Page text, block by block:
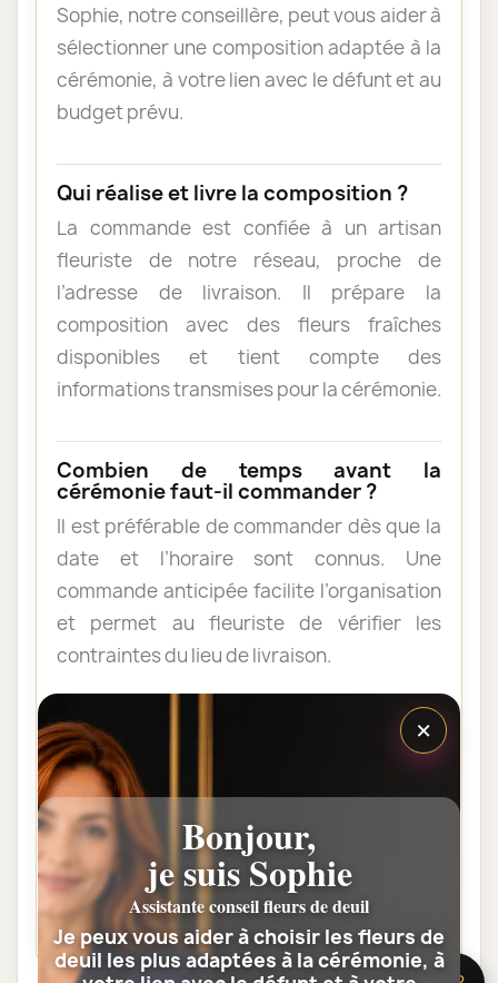
Sophie, notre conseillère, peut vous aider à
sélectionner une composition adaptée à la
cérémonie, à votre lien avec le défunt et au
budget prévu.
Qui réalise et livre la composition ?
La commande est confiée à un artisan
fleuriste de notre réseau, proche de
l’adresse de livraison. Il prépare la
composition avec des fleurs fraîches
disponibles et tient compte des
informations transmises pour la cérémonie.
Combien de temps avant la
cérémonie faut-il commander ?
Il est préférable de commander dès que la
date et l’horaire sont connus. Une
commande anticipée facilite l’organisation
et permet au fleuriste de vérifier les
contraintes du lieu de livraison.
Les fleurs peuvent-elles être livrées
au domicile de la famille ?
Oui. Une composition de condoléances
peut être livrée au domicile avant ou après
la cérémonie. Vérifiez simplement que
quelqu’un pourra réceptionner les fleurs.
×
Bonjour,
je suis Sophie
Assistante conseil fleurs de deuil
Je peux vous aider à choisir les fleurs de
deuil les plus adaptées à la cérémonie, à